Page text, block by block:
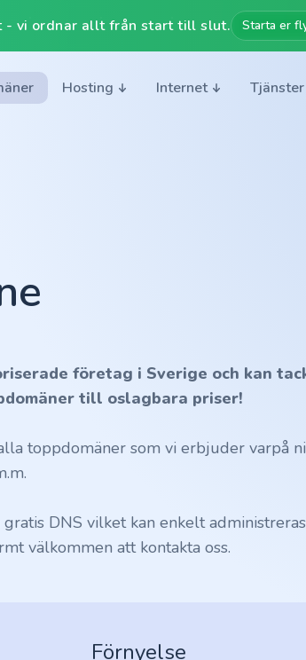
- vi ordnar allt från start till slut. Starta er
Hosting Internet Tjänster
företag i Sverige och kan
till oslagbara priser!
toppdomäner som vi erbjuder varpå
DNS vilket kan enkelt
välkommen att kontakta oss.
Förnyelse